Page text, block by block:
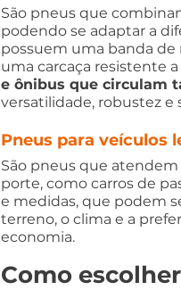
São pneus que
podendo se adaptar a
possuem uma banda de
uma carcaça resistente
e ônibus que circulam
versatilidade, robustez e
Pneus para veículos
São pneus que
porte, como carros de
e medidas, que podem
terreno, o clima e a
economia.
Como